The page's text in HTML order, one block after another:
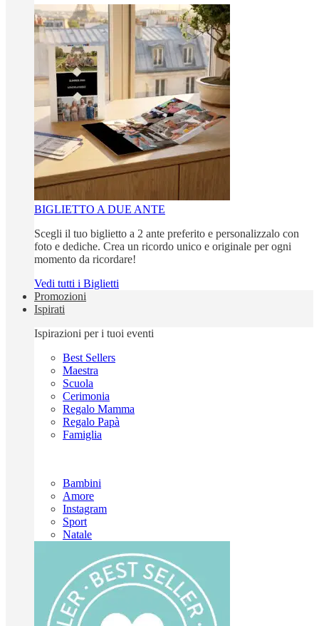
BIGLIETTO A DUE ANTE
Scegli il tuo biglietto a 2 ante preferito e personalizzalo con
foto e dediche. Crea un ricordo unico e originale per ogni
momento da ricordare!
Vedi tutti i Biglietti
Promozioni
Ispirati
Ispirazioni per i tuoi eventi
Best Sellers
Maestra
Scuola
Cerimonia
Regalo Mamma
Regalo Papà
Famiglia
Bambini
Amore
Instagram
Sport
Natale